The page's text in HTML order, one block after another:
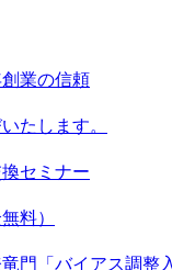
業の信頼
たします。
セミナー
料）
門「バイアス調整入